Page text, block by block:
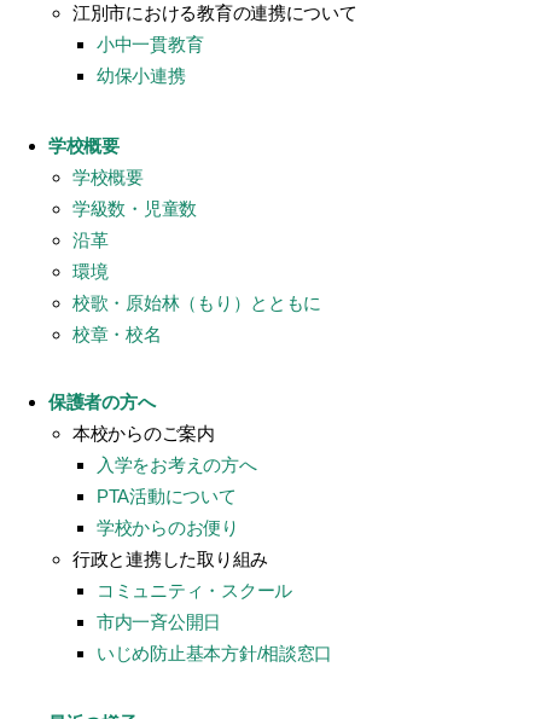
江別市における教育の連携について
小中一貫教育
幼保小連携
学校概要
学校概要
学級数・児童数
沿革
環境
校歌・原始林（もり）とともに
校章・校名
保護者の方へ
本校からのご案内
入学をお考えの方へ
PTA活動について
学校からのお便り
行政と連携した取り組み
コミュニティ・スクール
市内一斉公開日
いじめ防止基本方針/相談窓口